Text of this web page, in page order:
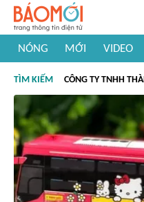
NÓNG MỚI VIDEO
#Khám phá thế giới
TÌM KIẾM CÔNG TY TNHH